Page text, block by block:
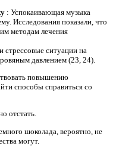
: Успокаивающая музыка
Исследования показали, что
методам лечения
стрессовые ситуации на
давлением (23, 24).
повышению
способы справиться со
отстать.
шоколада, вероятно, не
могут.